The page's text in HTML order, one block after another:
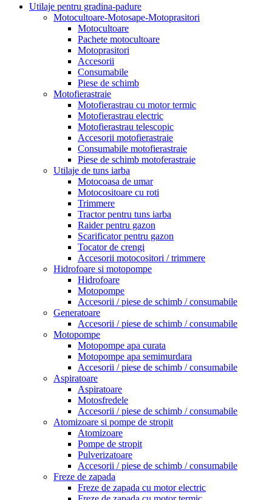
Utilaje pentru gradina-padure
Motocultoare-Motosape-Motoprasitori
Motocultoare
Pachete motocultoare
Motoprasitori
Accesorii
Consumabile
Piese de schimb
Motofierastraie
Motofierastrau cu motor termic
Motofierastrau electric
Motofierastrau telescopic
Accesorii motofierastraie
Consumabile motofierastraie
Piese de schimb motoferastraie
Utilaje de tuns iarba
Motocoasa de umar
Motocositoare cu roti
Trimmere
Tractor pentru tuns iarba
Raider pentru gazon
Scarificator pentru gazon
Tocator de crengi
Accesorii motocositori / trimmere
Hidrofoare si motopompe
Hidrofoare
Motopompe
Accesorii / piese de schimb / consumabile
Generatoare
Accesorii / piese de schimb / consumabile
Motopompe
Motopompe apa curata
Motopompe apa semimurdara
Accesorii / piese de schimb / consumabile
Aspiratoare
Aspiratoare
Motosfredele
Accesorii / piese de schimb / consumabile
Atomizoare si pompe de stropit
Atomizoare
Pompe de stropit
Pulverizatoare
Accesorii / piese de schimb / consumabile
Freze de zapada
Freze de zapada cu motor electric